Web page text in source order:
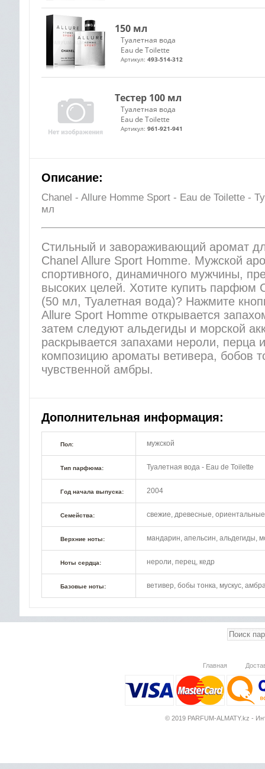
150 мл
Туалетная вода
Eau de Toilette
Артикул: 493-514-312
Тестер 100 мл
Туалетная вода
Eau de Toilette
Артикул: 961-921-941
Описание:
Chanel - Allure Homme Sport - Eau de Toilette -
мл
Стильный и завораживающий аромат
Chanel Allure Sport Homme. Мужской
спортивного, динамичного мужчины,
высоких целей. Хотите купить парфюм
(50 мл, Туалетная вода)? Нажмите
Allure Sport Homme открывается
затем следуют альдегиды и морской
раскрывается запахами нероли, перца
композицию ароматы ветивера, бобов
чувственной амбры.
Дополнительная информация:
Пол: мужской
Тип парфюма: Туалетная вода - Eau de Toilette
Год начала выпуска: 2004
Семейства: свежие, древесные,
Верхние ноты: мандарин, апельсин, альдегиды,
Ноты сердца: нероли, перец, кедр
Базовые ноты: ветивер, бобы тонка, мускус,
Главная
© 2019 PARFUM-ALMATY.kz -